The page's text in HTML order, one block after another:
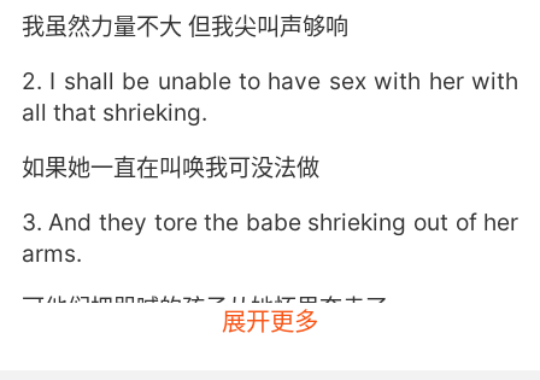
我虽然力量不大 但我尖叫声够响
2. I shall be unable to have sex with her with
all that shrieking.
如果她一直在叫唤我可没法做
3. And they tore the babe shrieking out of her
arms.
可他们把哭喊的孩子从她怀里夺走了
展开更多